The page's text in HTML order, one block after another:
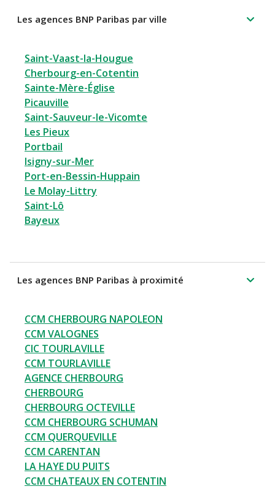
Les agences BNP Paribas par ville
Saint-Vaast-la-Hougue
Cherbourg-en-Cotentin
Sainte-Mère-Église
Picauville
Saint-Sauveur-le-Vicomte
Les Pieux
Portbail
Isigny-sur-Mer
Port-en-Bessin-Huppain
Le Molay-Littry
Saint-Lô
Bayeux
Les agences BNP Paribas à proximité
CCM CHERBOURG NAPOLEON
CCM VALOGNES
CIC TOURLAVILLE
CCM TOURLAVILLE
AGENCE CHERBOURG
CHERBOURG
CHERBOURG OCTEVILLE
CCM CHERBOURG SCHUMAN
CCM QUERQUEVILLE
CCM CARENTAN
LA HAYE DU PUITS
CCM CHATEAUX EN COTENTIN